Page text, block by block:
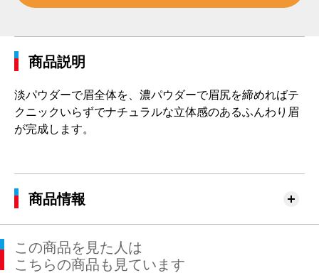
商品説明
淡パウダーで眉全体を、濃パウダーで眉尻を締めればテ
クニックいらずでナチュラルな立体感のあるふんわり眉
が完成します。
商品情報
この商品を見た人は
こちらの商品も見ています